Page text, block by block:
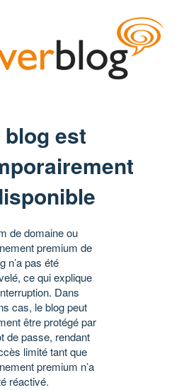
blog est
de domaine ou
premium de
n’a pas été
ce qui explique
Dans
cas, le blog peut
être protégé par
de passe, rendant
limité tant que
premium n’a
réactivé.